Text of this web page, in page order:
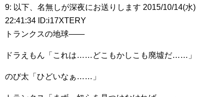
9: 以下、名無しが深夜にお送りします 2015/10/14(水)
22:41:34 ID:i17XTERY
トランクスの地球――
ドラえもん「これは……どこもかしこも廃墟だ……」
のび太「ひどいなぁ……」